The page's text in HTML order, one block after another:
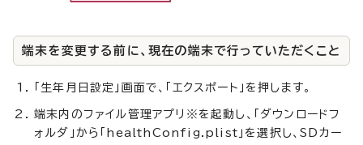
端末を変更する前に、現在の端末で行っていただくこと
「生年月日設定」画面で、「エクスポート」を押します。
端末内のファイル管理アプリ※を起動し、「ダウンロードフ
ォルダ」から「healthConfig.plist」を選択し、SDカー